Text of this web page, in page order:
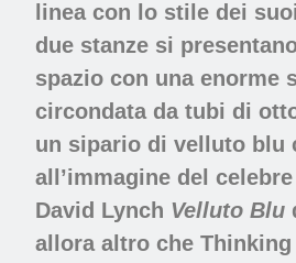
linea con lo stile dei
due stanze si
spazio con una enorme
circondata da tubi di
un sipario di velluto blu
all’immagine del
David Lynch Velluto Blu
allora altro che Thinking